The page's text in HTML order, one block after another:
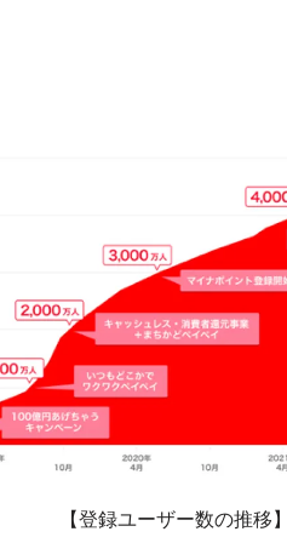
【登録ユーザー数の推